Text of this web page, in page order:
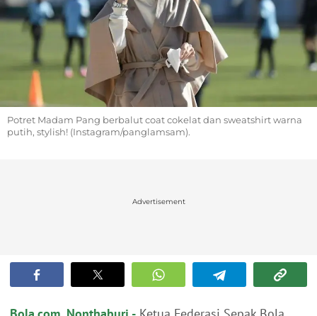
Potret Madam Pang berbalut coat cokelat dan sweatshirt warna
putih, stylish! (Instagram/panglamsam).
Advertisement